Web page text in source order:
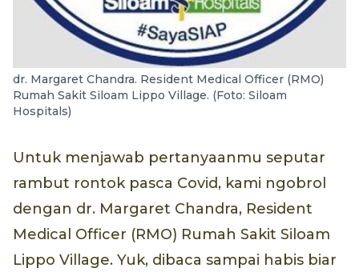
dr. Margaret Chandra. Resident Medical Officer (RMO)
Rumah Sakit Siloam Lippo Village. (Foto: Siloam
Hospitals)
Untuk menjawab pertanyaanmu seputar
rambut rontok pasca Covid, kami ngobrol
dengan dr. Margaret Chandra, Resident
Medical Officer (RMO) Rumah Sakit Siloam
Lippo Village. Yuk, dibaca sampai habis biar